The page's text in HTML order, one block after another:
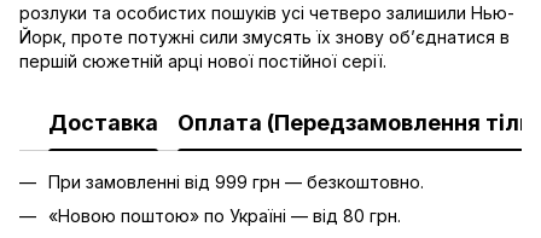
розлуки та особистих пошуків усі четверо залишили Нью-
Йорк, проте потужні сили змусять їх знову об’єднатися в
першій сюжетній арці нової постійної серії.
Доставка Оплата (Передзамовлення
При замовленні від 999 грн — безкоштовно.
«Новою поштою» по Україні — від 80 грн.